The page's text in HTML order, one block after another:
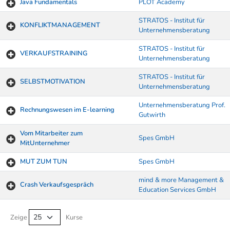
Java Fundamentals
PLOT Academy
KONFLIKTMANAGEMENT
STRATOS - Institut für
Unternehmensberatung
VERKAUFSTRAINING
STRATOS - Institut für
Unternehmensberatung
SELBSTMOTIVATION
STRATOS - Institut für
Unternehmensberatung
Rechnungswesen im E-learning
Unternehmensberatung Prof.
Gutwirth
Vom Mitarbeiter zum
MitUnternehmer
Spes GmbH
MUT ZUM TUN Spes GmbH
Crash Verkaufsgespräch
mind & more Management &
Education Services GmbH
Zeige Kurse